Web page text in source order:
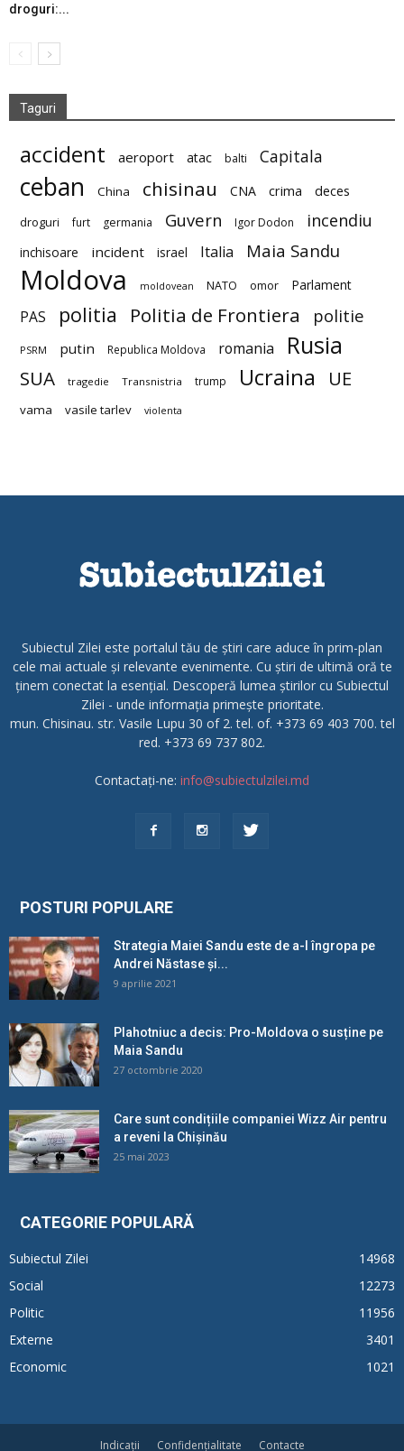
droguri:...
Taguri
accident aeroport atac balti Capitala
ceban China chisinau CNA crima deces
droguri furt germania Guvern Igor Dodon incendiu
inchisoare incident israel Italia Maia Sandu
Moldova moldovean NATO omor Parlament
PAS politia Politia de Frontiera politie
PSRM putin Republica Moldova romania Rusia
SUA tragedie Transnistria trump Ucraina UE
vama vasile tarlev violenta
Subiectul Zilei este portalul tău de știri care aduce în prim-plan
cele mai actuale și relevante evenimente. Cu știri de ultimă oră te
ținem conectat la esențial. Descoperă lumea știrilor cu Subiectul
Zilei - unde informația primește prioritate.
mun. Chisinau. str. Vasile Lupu 30 of 2. tel. of. +373 69 403 700. tel
red. +373 69 737 802.
Contactați-ne: info@subiectulzilei.md
POSTURI POPULARE
Strategia Maiei Sandu este de a-l îngropa pe
Andrei Năstase și...
9 aprilie 2021
Plahotniuc a decis: Pro-Moldova o susține pe
Maia Sandu
27 octombrie 2020
Care sunt condițiile companiei Wizz Air pentru
a reveni la Chișinău
25 mai 2023
CATEGORIE POPULARĂ
Subiectul Zilei
14968
Social
12273
Politic
11956
Externe
3401
Economic
1021
Indicații Confidențialitate Contacte